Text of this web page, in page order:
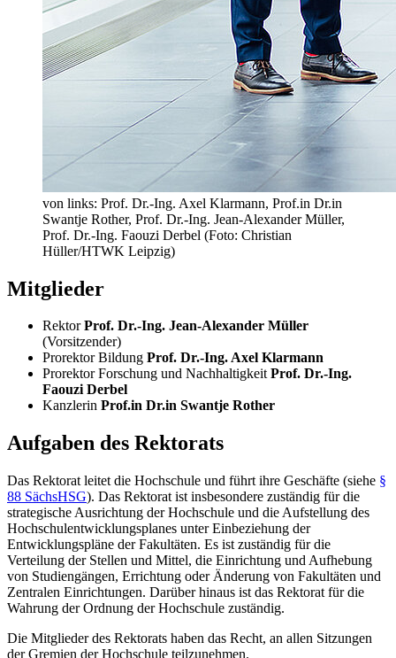
von links: Prof. Dr.-Ing. Axel Klarmann, Prof.in Dr.in
Swantje Rother, Prof. Dr.-Ing. Jean-Alexander Müller,
Prof. Dr.-Ing. Faouzi Derbel (Foto: Christian
Hüller/HTWK Leipzig)
Mitglieder
RektorProf. Dr.-Ing. Jean-Alexander Müller
(Vorsitzender)
Prorektor Bildung Prof. Dr.-Ing. Axel Klarmann
Prorektor Forschung und NachhaltigkeitProf. Dr.-Ing.
Faouzi Derbel
Kanzlerin Prof.in Dr.in Swantje Rother
Aufgaben des Rektorats
Das Rektorat leitet die Hochschule und führt ihre Geschäfte (siehe §
88 SächsHSG). Das Rektorat ist insbesondere zuständig für die
strategische Ausrichtung der Hochschule und die Aufstellung des
Hochschulentwicklungsplanes unter Einbeziehung der
Entwicklungspläne der Fakultäten. Es ist zuständig für die
Verteilung der Stellen und Mittel, die Einrichtung und Aufhebung
von Studiengängen, Errichtung oder Änderung von Fakultäten und
Zentralen Einrichtungen. Darüber hinaus ist das Rektorat für die
Wahrung der Ordnung der Hochschule zuständig.
Die Mitglieder des Rektorats haben das Recht, an allen Sitzungen
der Gremien der Hochschule teilzunehmen.